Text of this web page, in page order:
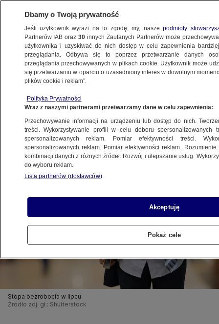
BIZNES
DLA FIRM
długo trwa i od czego to zależy
31.08.2021, 14:48
Udostępnij
Stopa bezrobocia w lipcu
Źródło zdj. gł.: Shutterstock
Dbamy o Twoją prywatność
Jeśli użytkownik wyrazi na to zgodę, my, naszepodmioty
Partnerów IAB oraz30 innych Zaufanych Partnerów może
użytkownika i uzyskiwać do nich dostęp w celu zapewnienia
przeglądania. Odbywa się to poprzez przetwarzanie danych
przeglądania przechowywanych w plikach cookie. Użytkownik może
się przetwarzaniu w oparciu o uzasadniony interes w dowolnym
plików cookie i reklam”.
Polityka Prywatności
Wraz z naszymi partnerami przetwarzamy dane w celu zapewnienia:
Przechowywanie informacji na urządzeniu lub dostęp do nich.
treści. Wykorzystywanie profili w celu doboru spersonalizowanych
spersonalizowanych reklam. Pomiar efektywności treści.
spersonalizowanych reklam. Pomiar efektywności reklam.
kombinacji danych z różnych źródeł. Rozwój i ulepszanie usług.
do wyboru reklam.
Lista partnerów (dostawców)
Akceptuję
Pokaż cele